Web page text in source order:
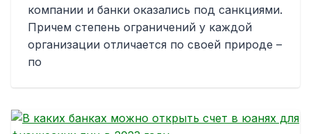
компании и банки оказались под санкциями.
Причем степень ограничений у каждой
организации отличается по своей природе –
по